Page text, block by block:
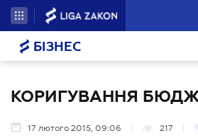
БІЗНЕС
КОРИГУВАННЯ
17 лютого 2015, 09:06 217